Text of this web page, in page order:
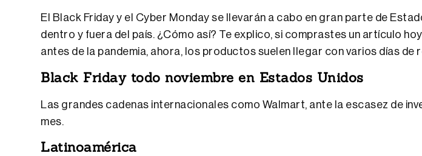
El Black Friday y el Cyber Monday se llevarán a cabo en gran parte de
dentro y fuera del país. ¿Cómo así? Te explico, si comprastes un artículo
antes de la pandemia, ahora, los productos suelen llegar con varios días de
Black Friday todo noviembre en Estados Unidos
Las grandes cadenas internacionales como Walmart, ante la escasez de
mes.
Latinoamérica